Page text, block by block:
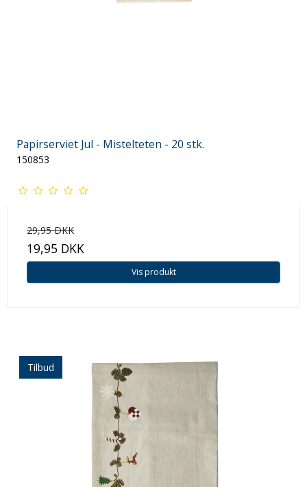
Papirserviet Jul - Mistelteten - 20 stk.
150853
29,95 DKK
19,95 DKK
Vis produkt
Tilbud